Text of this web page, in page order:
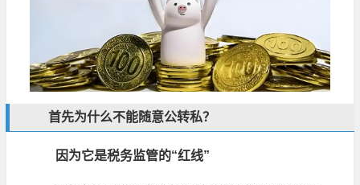
首先为什么不能随意公转私？
因为它是税务监管的“红线”